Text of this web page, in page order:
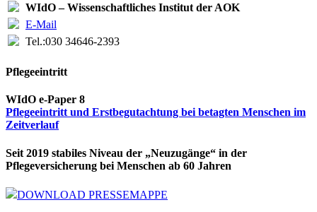
WIdO – Wissenschaftliches Institut der AOK
E-Mail
Tel.:030 34646-2393
Pflegeeintritt
WIdO e-Paper 8
Pflegeeintritt und Erstbegutachtung bei betagten Menschen im
Zeitverlauf
Seit 2019 stabiles Niveau der „Neuzugänge“ in der
Pflegeversicherung bei Menschen ab 60 Jahren
DOWNLOAD PRESSEMAPPE